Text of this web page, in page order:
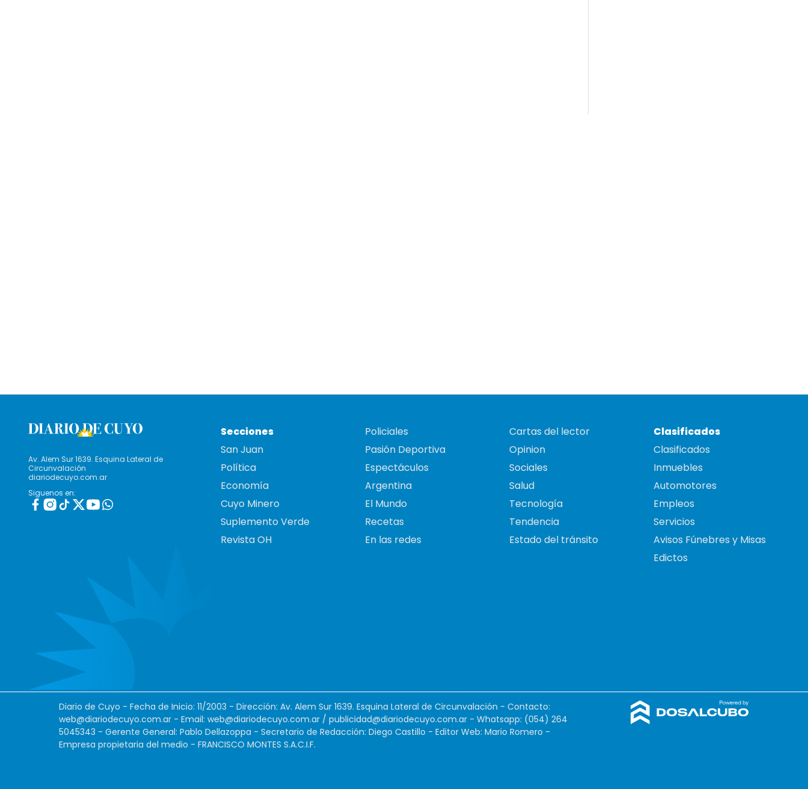
Av. Alem Sur 1639. Esquina Lateral de
Circunvalación
diariodecuyo.com.ar
Siguenos en:
Secciones
San Juan
Política
Economía
Cuyo Minero
Suplemento Verde
Revista OH
Policiales
Pasión Deportiva
Espectáculos
Argentina
El Mundo
Recetas
En las redes
Cartas del lector
Opinion
Sociales
Salud
Tecnología
Tendencia
Estado del tránsito
Clasificados
Clasificados
Inmuebles
Automotores
Empleos
Servicios
Avisos Fúnebres y Misas
Edictos
Diario de Cuyo - Fecha de Inicio: 11/2003 - Dirección: Av. Alem Sur 1639. Esquina Lateral de Circunvalación - Contacto:
web@diariodecuyo.com.ar - Email: web@diariodecuyo.com.ar / publicidad@diariodecuyo.com.ar - Whatsapp: (054) 264
5045343 - Gerente General: Pablo Dellazoppa - Secretario de Redacción: Diego Castillo - Editor Web: Mario Romero -
Empresa propietaria del medio - FRANCISCO MONTES S.A.C.I.F.